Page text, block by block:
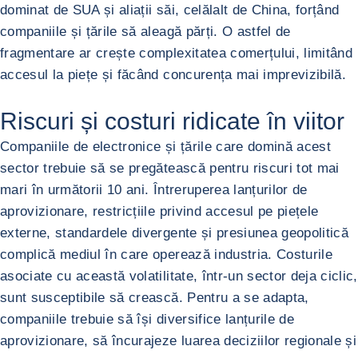
dominat de SUA și aliații săi, celălalt de China, forțând
companiile și țările să aleagă părți. O astfel de
fragmentare ar crește complexitatea comerțului, limitând
accesul la piețe și făcând concurența mai imprevizibilă.
Riscuri și costuri ridicate în viitor
Companiile de electronice și țările care domină acest
sector trebuie să se pregătească pentru riscuri tot mai
mari în următorii 10 ani. Întreruperea lanțurilor de
aprovizionare, restricțiile privind accesul pe piețele
externe, standardele divergente și presiunea geopolitică
complică mediul în care operează industria. Costurile
asociate cu această volatilitate, într-un sector deja ciclic,
sunt susceptibile să crească. Pentru a se adapta,
companiile trebuie să își diversifice lanțurile de
aprovizionare, să încurajeze luarea deciziilor regionale și